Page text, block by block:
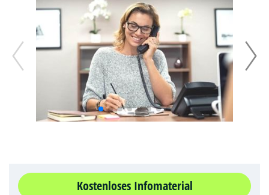
Kostenloses Infomaterial